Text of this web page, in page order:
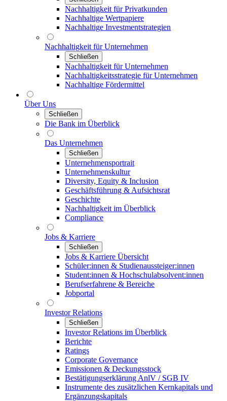
Nachhaltigkeit für Privatkunden
Nachhaltige Wertpapiere
Nachhaltige Investmentstrategien
Nachhaltigkeit für Unternehmen
Schließen
Nachhaltigkeit für Unternehmen
Nachhaltigkeitsstrategie für Unternehmen
Nachhaltige Fördermittel
Über Uns
Schließen
Die Bank im Überblick
Das Unternehmen
Schließen
Unternehmensportrait
Unternehmenskultur
Diversity, Equity & Inclusion
Geschäftsführung & Aufsichtsrat
Geschichte
Nachhaltigkeit im Überblick
Compliance
Jobs & Karriere
Schließen
Jobs & Karriere Übersicht
Schüler:innen & Studienaussteiger:innen
Student:innen & Hochschulabsolvent:innen
Berufserfahrene & Bereiche
Jobportal
Investor Relations
Schließen
Investor Relations im Überblick
Berichte
Ratings
Corporate Governance
Emissionen & Deckungsstock
Bestätigungserklärung AnlV / SGB IV
Instrumente des zusätzlichen Kernkapitals und
Ergänzungskapitals